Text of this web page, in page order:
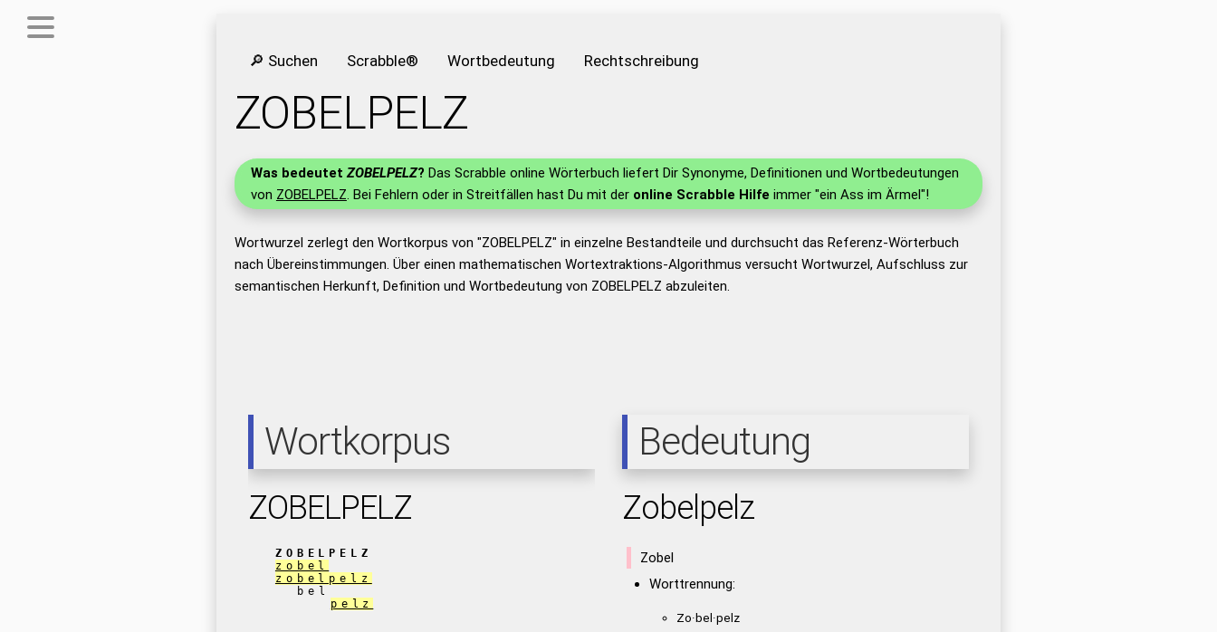
🔎 Suchen Scrabble® Wortbedeutung Rechtschreibung
ZOBELPELZ
Was bedeutetZOBELPELZ? Das Scrabble online Wörterbuch liefert Dir Synonyme, Definitionen und Wortbedeutungen
von ZOBELPELZ. Bei Fehlern oder in Streitfällen hast Du mit der online Scrabble Hilfe immer "ein Ass im Ärmel"!
Wortwurzel zerlegt den Wortkorpus von "ZOBELPELZ" in einzelne Bestandteile und durchsucht das Referenz-Wörterbuch
nach Übereinstimmungen. Über einen mathematischen Wortextraktions-Algorithmus versucht Wortwurzel, Aufschluss zur
semantischen Herkunft, Definition und Wortbedeutung von ZOBELPELZ abzuleiten.
Wortkorpus
ZOBELPELZ
ZOBELPELZ
zobel
zobelpelz
bel
pelz
Bedeutung
Zobelpelz
Zobel
Worttrennung:
Zo·bel·pelz